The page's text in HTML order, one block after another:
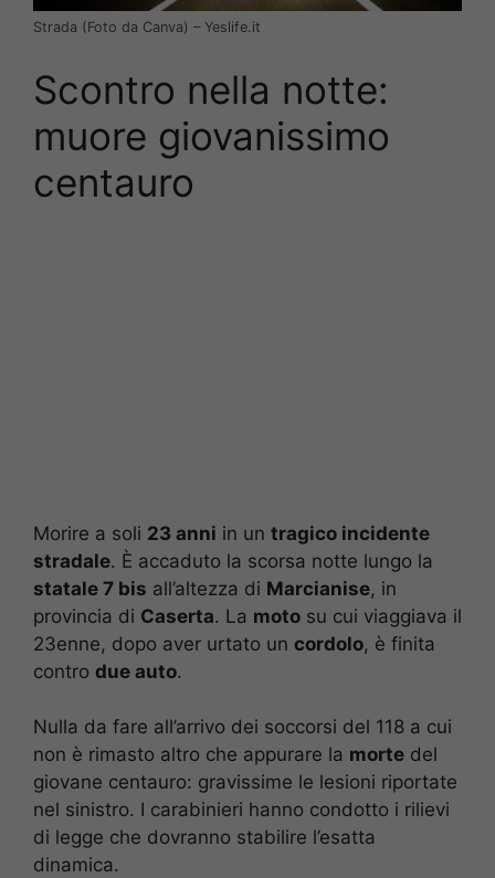
Strada (Foto da Canva) – Yeslife.it
Scontro nella notte:
muore giovanissimo
centauro
Morire a soli 23 anni in un tragico incidente
stradale. È accaduto la scorsa notte lungo la
statale 7 bis all’altezza di Marcianise, in
provincia di Caserta. La moto su cui viaggiava il
23enne, dopo aver urtato un cordolo, è finita
contro due auto.
Nulla da fare all’arrivo dei soccorsi del 118 a cui
non è rimasto altro che appurare la morte del
giovane centauro: gravissime le lesioni riportate
nel sinistro. I carabinieri hanno condotto i rilievi
di legge che dovranno stabilire l’esatta
dinamica.